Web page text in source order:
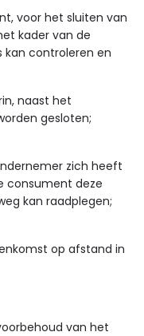
voor het sluiten van
kader van de
kan controleren en
naast het
gesloten;
zich heeft
consument deze
kan raadplegen;
op afstand in
van het